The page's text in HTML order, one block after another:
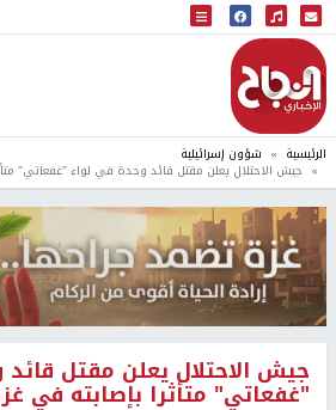
البث المباشر
إذاعة النجاح
الرئيسية شؤون إسرائيلية
جيش الاحتلال يعلن مقتل قائد وحدة في لواء "غفعاتي"
جيش الاحتلال يعلن مقتل
"غفعاتي" متأثرا بإصابته في